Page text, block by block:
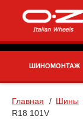
ШИНОМОНТАЖ
Главная Шины
R18 101V